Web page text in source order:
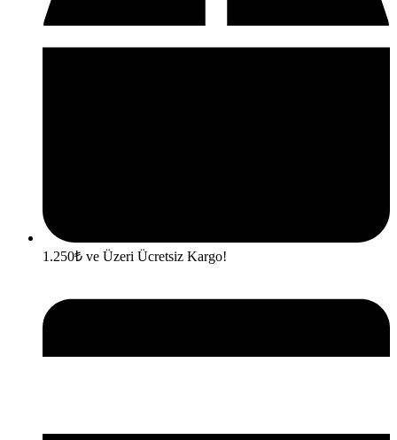
1.250₺ ve Üzeri Ücretsiz Kargo!